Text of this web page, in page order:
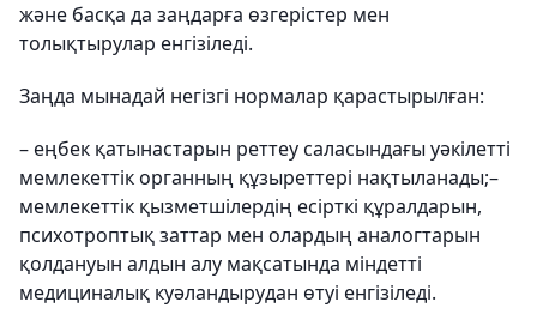
және басқа да заңдарға өзгерістер мен
толықтырулар енгізіледі.
Заңда мынадай негізгі нормалар қарастырылған:
– еңбек қатынастарын реттеу саласындағы уәкілетті
мемлекеттік органның құзыреттері нақтыланады;–
мемлекеттік қызметшілердің есірткі құралдарын,
психотроптық заттар мен олардың аналогтарын
қолдануын алдын алу мақсатында міндетті
медициналық куәландырудан өтуі енгізіледі.